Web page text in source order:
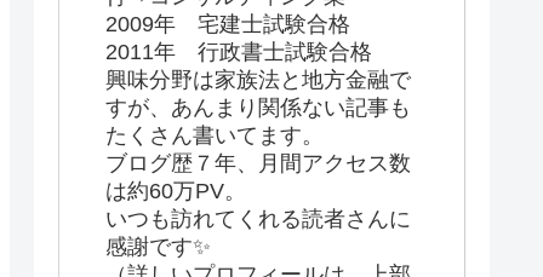
2009年 宅建士試験合格
2011年 行政書士試験合格
興味分野は家族法と地方金融で
すが、あんまり関係ない記事も
たくさん書いてます。
ブログ歴７年、月間アクセス数
は約60万PV。
いつも訪れてくれる読者さんに
感謝です✨